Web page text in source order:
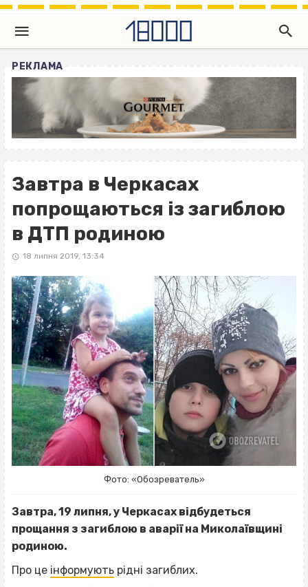
РЕКЛАМА
Завтра в Черкасах
попрощаються із загиблою
в ДТП родиною
18 липня 2019, 13:34
Фото: «Обозреватель»
Завтра, 19 липня, у Черкасах відбудеться
прощання з загиблою в аварії на Миколаївщині
родиною.
Про це інформують рідні загиблих.